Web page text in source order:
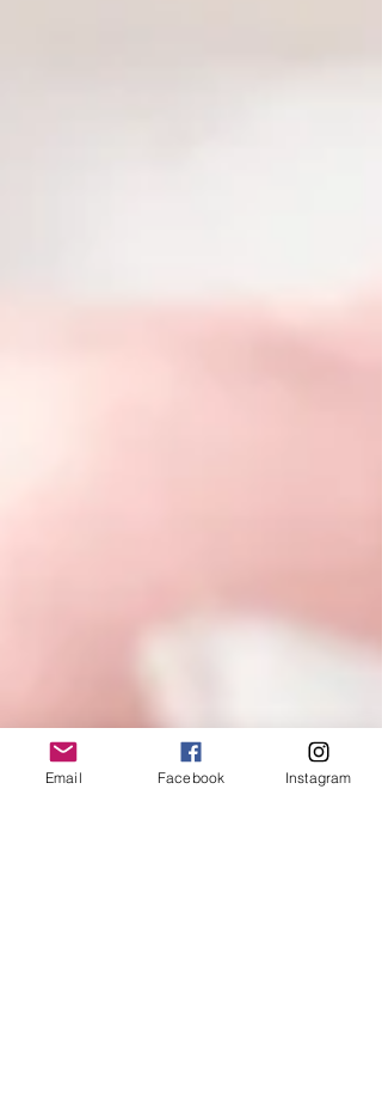
Email Facebook Instagram